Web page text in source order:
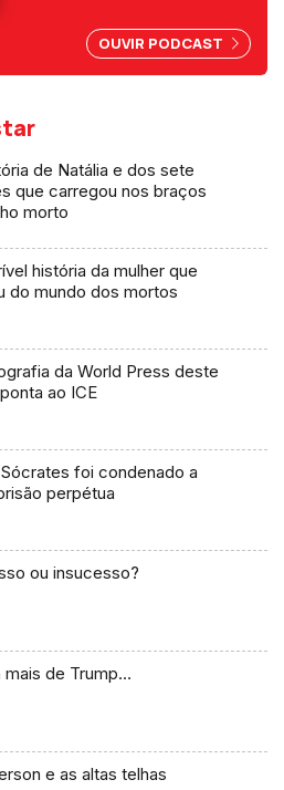
Ocidental. Uma crónica de
Francisco Sena Santos.
OUVIR PODCAST
de Natália e dos sete
que carregou nos braços
morto
história da mulher que
do mundo dos mortos
da World Press deste
ao ICE
foi condenado a
perpétua
ou insucesso?
mais de Trump…
e as altas telhas